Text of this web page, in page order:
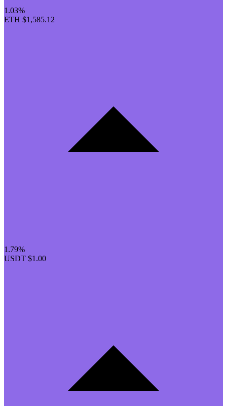
1.03%
ETH $1,585.12
1.79%
USDT $1.00